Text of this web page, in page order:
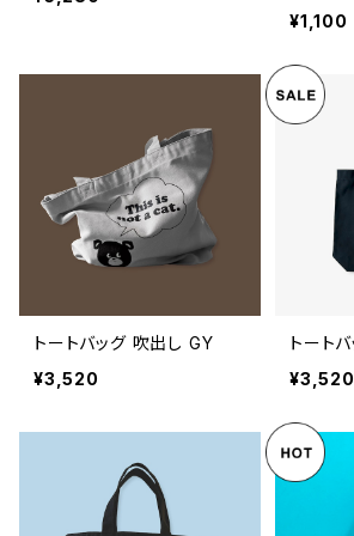
¥1,100
トートバッグ 吹出し GY
¥3,520
トート
¥3,520